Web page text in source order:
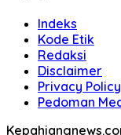
Indeks
Kode Etik
Redaksi
Disclaimer
Privacy Policy
Pedoman